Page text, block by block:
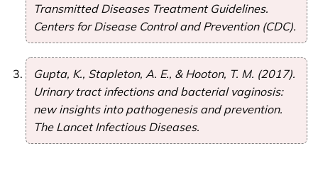
Transmitted Diseases Treatment Guidelines.
Centers for Disease Control and Prevention (CDC).
Gupta, K., Stapleton, A. E., & Hooton, T. M. (2017).
Urinary tract infections and bacterial vaginosis:
new insights into pathogenesis and prevention.
The Lancet Infectious Diseases.